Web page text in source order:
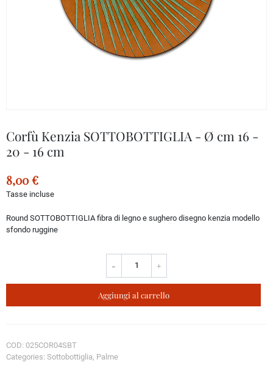
Corfù Kenzia SOTTOBOTTIGLIA - Ø cm 16 -
20 - 16 cm
8,00 €
Tasse incluse
Round SOTTOBOTTIGLIA fibra di legno e sughero disegno kenzia modello
sfondo ruggine
- +
Aggiungi al carrello
COD: 025COR04SBT
Categories: Sottobottiglia, Palme